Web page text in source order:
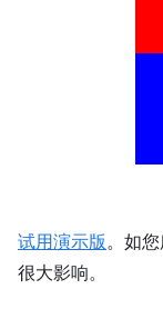
试用演示版。如
很大影响。